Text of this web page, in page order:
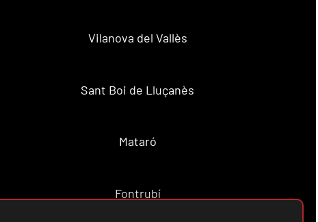
Vilanova del Vallès
Sant Boi de Lluçanès
Mataró
Fontrubí